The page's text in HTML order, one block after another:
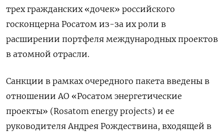
трех гражданских «дочек» российского
госконцерна Росатом из-за их роли в
расширении портфеля международных проектов
в ‌атомной отрасли.
Санкции в рамках очередного пакета введены в
отношении АО «Росатом энергетические
проекты» (Rosatom energy projects) и ее
руководителя Андрея Рождествина, входящей в ​